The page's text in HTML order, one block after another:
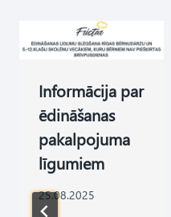
Informācija par
ēdināšanas
pakalpojuma
līgumiem
25.08.2025